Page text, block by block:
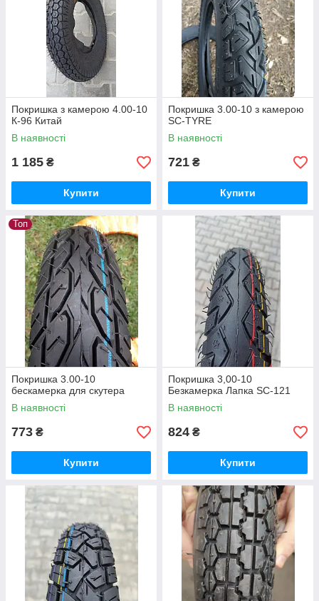
Покришка з камерою 4.00-10
К-96 Китай
В наявності
1 185 ₴
Купити
Покришка 3.00-10 з камерою
SC-TYRE
В наявності
721 ₴
Купити
Топ
Покришка 3.00-10
бескамерка для скутера
В наявності
773 ₴
Купити
Покришка 3,00-10
Безкамерка Лапка SC-121
В наявності
824 ₴
Купити